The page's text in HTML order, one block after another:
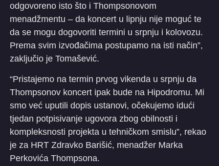
odgovoreno isto što i Thompsonovom
menadžmentu – da koncert u lipnju nije moguć te
da se mogu dogovoriti termini u srpnju i kolovozu.
Prema svim izvođačima postupamo na isti način”,
zaključio je Tomašević.
“Pristajemo na termin prvog vikenda u srpnju da
Thompsonov koncert ipak bude na Hipodromu. Mi
smo već uputili dopis ustanovi, očekujemo idući
tjedan potpisivanje ugovora zbog obilnosti i
kompleksnosti projekta u tehničkom smislu”, rekao
je za HRT Zdravko Barišić, menadžer Marka
Perkovića Thompsona.